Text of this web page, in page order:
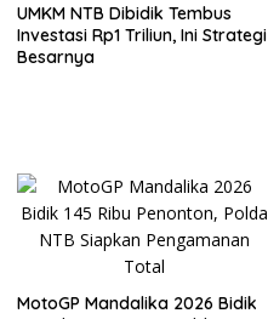
UMKM NTB Dibidik Tembus
Investasi Rp1 Triliun, Ini Strategi
Besarnya
MotoGP Mandalika 2026 Bidik